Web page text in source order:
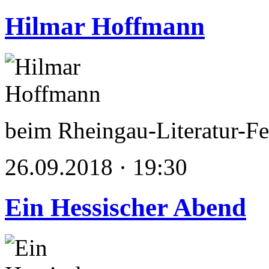
Hilmar Hoffmann
beim Rheingau-Literatur-
26.09.2018 · 19:30
Ein Hessischer Abend